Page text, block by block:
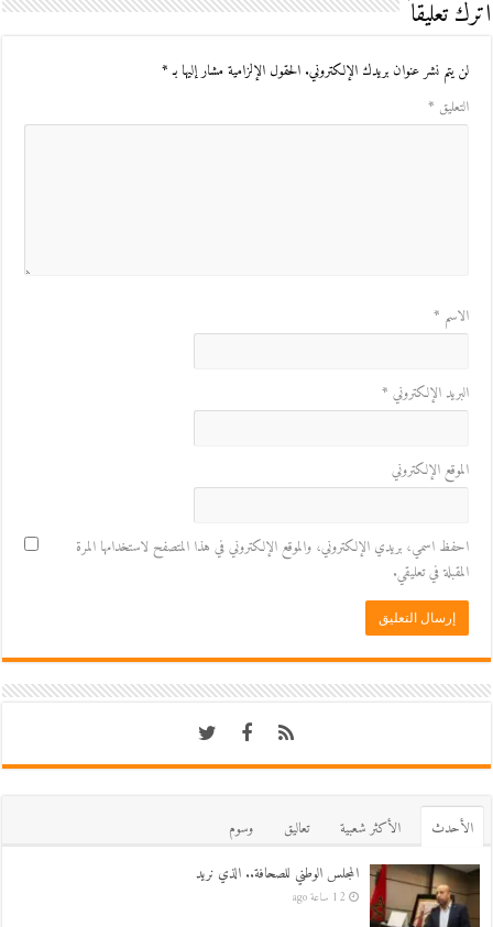
اترك تعليقاً
لن يتم نشر عنوان بريدك الإلكتروني. الحقول الإلزامية مشار إليها بـ*
التعليق *
الاسم *
البريد الإلكتروني *
الموقع الإلكتروني
احفظ اسمي، بريدي الإلكتروني، والموقع الإلكتروني في هذا المتصفح لاستخدامها المرة
المقبلة في تعليقي.
اﻷحدث اﻷكثر شعبية تعاليق
وسوم
المجلس الوطني للصحافة.. الذي نريد
12 ساعة ago